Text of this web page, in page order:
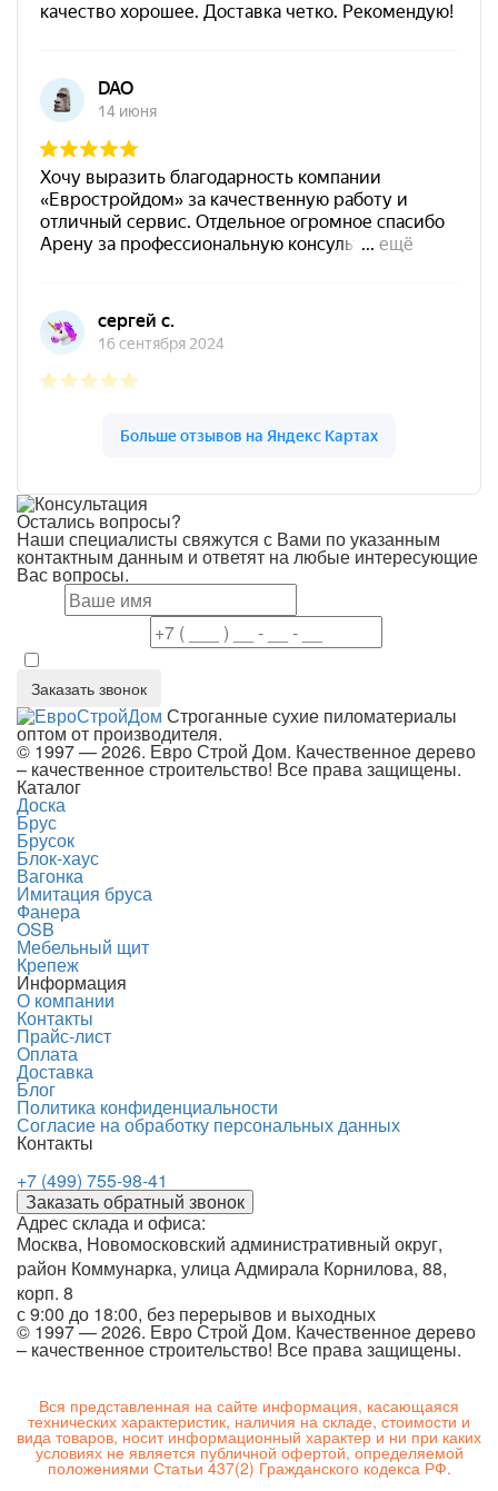
Остались вопросы?
Наши специалисты свяжутся с Вами по указанным
контактным данным и ответят на любые интересующие
Вас вопросы.
Заказать звонок
Строганные сухие пиломатериалы
оптом от производителя.
© 1997 — 2026. Евро Строй Дом. Качественное дерево
– качественное строительство! Все права защищены.
Каталог
Доска
Брус
Брусок
Блок-хаус
Вагонка
Имитация бруса
Фанера
OSB
Мебельный щит
Крепеж
Информация
О компании
Контакты
Прайс-лист
Оплата
Доставка
Блог
Политика конфиденциальности
Согласие на обработку персональных данных
Контакты
+7 (499) 755-98-41
Заказать обратный звонок
Адрес склада и офиса:
Москва, Новомосковский административный округ,
район Коммунарка, улица Адмирала Корнилова, 88,
корп. 8
с 9:00 до 18:00, без перерывов и выходных
© 1997 — 2026. Евро Строй Дом. Качественное дерево
– качественное строительство! Все права защищены.
Вся представленная на сайте информация, касающаяся
технических характеристик, наличия на складе, стоимости и
вида товаров, носит информационный характер и ни при каких
условиях не является публичной офертой, определяемой
положениями Статьи 437(2) Гражданского кодекса РФ.